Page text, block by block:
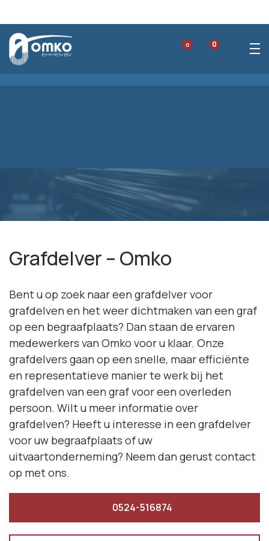
0 0
Grafdelver – Omko
Bent u op zoek naar een grafdelver voor
grafdelven en het weer dichtmaken van een graf
op een begraafplaats? Dan staan de ervaren
medewerkers van Omko voor u klaar. Onze
grafdelvers gaan op een snelle, maar efficiënte
en representatieve manier te werk bij het
grafdelven van een graf voor een overleden
persoon. Wilt u meer informatie over
grafdelven? Heeft u interesse in een grafdelver
voor uw begraafplaats of uw
uitvaartonderneming? Neem dan gerust contact
op met ons.
0524-516874